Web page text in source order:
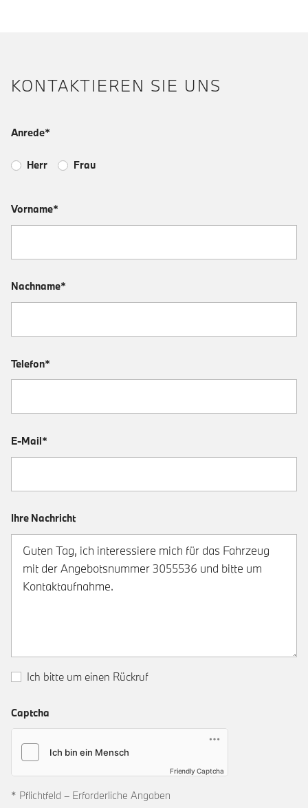
KONTAKTIEREN SIE UNS
Anrede*
Herr Frau
Vorname*
Nachname*
Telefon*
E-Mail*
Ihre Nachricht
Ich bitte um einen Rückruf
Captcha
Friendly Captcha
* Pflichtfeld – Erforderliche Angaben